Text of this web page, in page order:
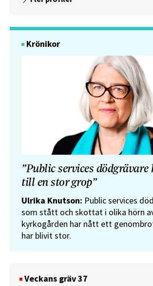
Krönikor
”Public services
till en stor grop”
Ulrika Knutson: Public services
som stått och skottat i olika hörn
kyrkogården har nått ett
har blivit stor.
Veckans gräv 37